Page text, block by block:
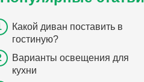
Какой диван поставить в
гостиную?
Варианты освещения для
кухни